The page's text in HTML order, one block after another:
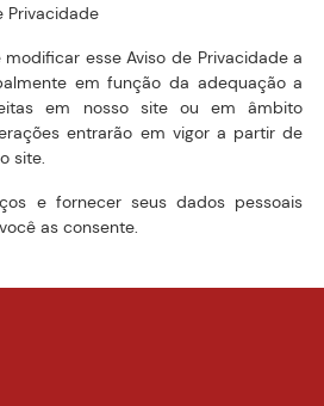
Privacidade
esse Aviso de Privacidade a
em função da adequação a
em nosso site ou em âmbito
entrarão em vigor a partir de
site.
e fornecer seus dados pessoais
as consente.